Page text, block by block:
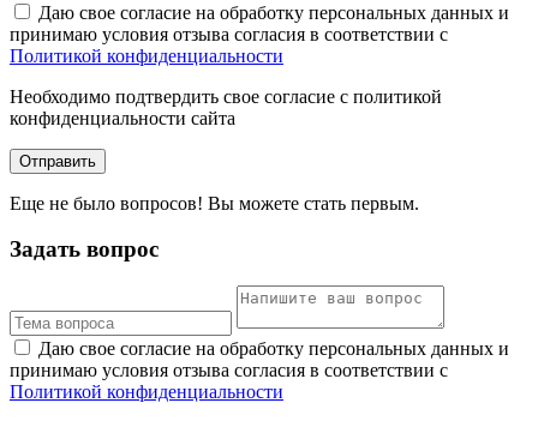
Даю свое согласие на обработку персональных данных и
принимаю условия отзыва согласия в соответствии с
Политикой конфиденциальности
Необходимо подтвердить свое согласие с политикой
конфиденциальности сайта
Отправить
Еще не было вопросов! Вы можете стать первым.
Задать вопрос
Даю свое согласие на обработку персональных данных и
принимаю условия отзыва согласия в соответствии с
Политикой конфиденциальности